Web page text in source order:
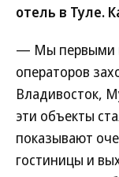
отель в Туле.
— Мы первыми
операторов
Владивосток,
эти объекты
показывают
гостиницы и